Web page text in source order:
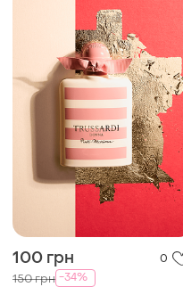
100 грн 0
150 грн -34%